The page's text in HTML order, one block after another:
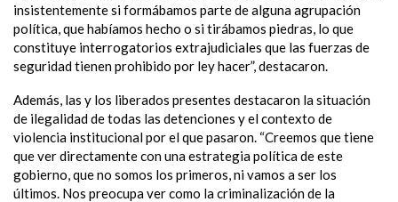
insistentemente si formábamos parte de alguna agrupación
política, que habíamos hecho o si tirábamos piedras, lo que
constituye interrogatorios extrajudiciales que las fuerzas de
seguridad tienen prohibido por ley hacer”, destacaron.
Además, las y los liberados presentes destacaron la situación
de ilegalidad de todas las detenciones y el contexto de
violencia institucional por el que pasaron. “Creemos que tiene
que ver directamente con una estrategia política de este
gobierno, que no somos los primeros, ni vamos a ser los
últimos. Nos preocupa ver como la criminalización de la